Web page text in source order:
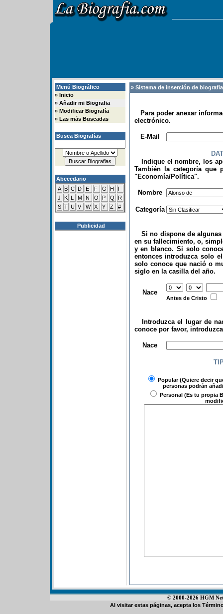
Menú Biográfico
» Inicio
» Añadir mi Biografia
» Modificar Biografía
» Las más Buscadas
Busca Biografías
Abecedario
A B C D E F G H
I
J
K L M N O P Q
R
S T U V W X Y Z #
Publicidad
» Sistema de inserción de
Para poder anexar
electrónico.
E-Mail
Indique el nombre, los
También la categoría que
"Economía/Política".
Nombre
Categoría
Si no dispone de algunas
en su fallecimiento, o,
y en blanco. Si solo
entonces introduzca solo
solo conoce que nació o
siglo en la casilla del año.
Nace
Antes de Cristo
Introduzca el lugar de
conoce por favor,
Nace
Popular(Quiere decir
personas podrán
Personal (Es tu propia
© 2000-2026 HGM
Al visitar estas páginas, acepta los